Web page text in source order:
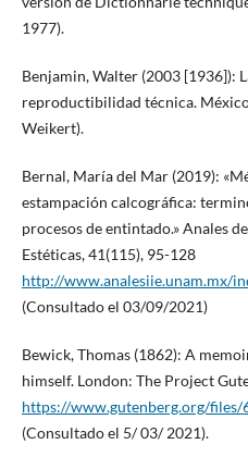
1977).
Benjamin, Walter (2003 [1936]):
reproductibilidad técnica.
Weikert).
Bernal, María del Mar (2019):
estampación calcográfica:
procesos de entintado.» Anales
Estéticas, 41(115), 95-128
http://www.analesiie.unam.mx/
(Consultado el 03/09/2021)
Bewick, Thomas (1862): A
himself. London: The Project
https://www.gutenberg.org/
(Consultado el 5/ 03/ 2021).